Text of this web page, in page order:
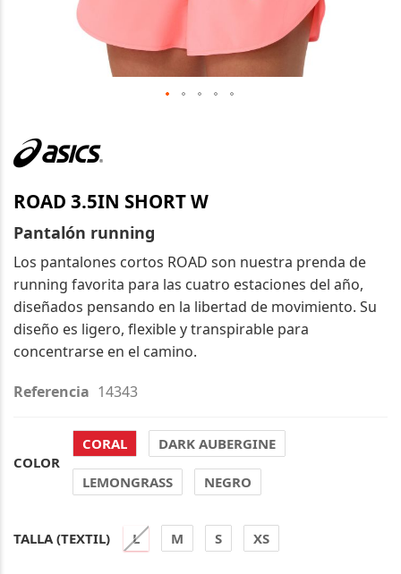
al
comienzo
la
galería
de
imágenes
ROAD 3.5IN SHORT W
Pantalón running
Los pantalones cortos ROAD son nuestra prenda de
running favorita para las cuatro estaciones del año,
diseñados pensando en la libertad de movimiento. Su
diseño es ligero, flexible y transpirable para
concentrarse en el camino.
Referencia 14343
COLOR
CORAL DARK AUBERGINE
LEMONGRASS NEGRO
TALLA (TEXTIL) L M S XS